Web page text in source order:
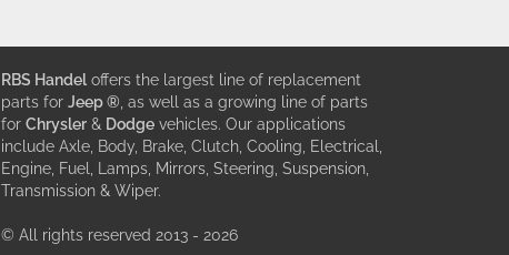
RBS Handel offers the largest line of replacement
parts for Jeep ®, as well as a growing line of parts
for Chrysler & Dodge vehicles. Our applications
include Axle, Body, Brake, Clutch, Cooling, Electrical,
Engine, Fuel, Lamps, Mirrors, Steering, Suspension,
Transmission & Wiper.
© All rights reserved 2013 - 2026